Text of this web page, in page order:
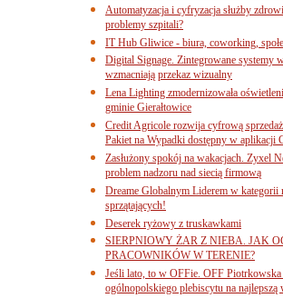
Automatyzacja i cyfryzacja służby
problemy szpitali?
IT Hub Gliwice - biura, coworking,
Digital Signage. Zintegrowane systemy
wzmacniają przekaz wizualny
Lena Lighting zmodernizowała
gminie Gierałtowice
Credit Agricole rozwija cyfrową sprzedaż
Pakiet na Wypadki dostępny w aplikacji
Zasłużony spokój na wakacjach. Zyxel
problem nadzoru nad siecią firmową
Dreame Globalnym Liderem w kategorii
sprzątających!
Deserek ryżowy z truskawkami
SIERPNIOWY ŻAR Z NIEBA. JAK
PRACOWNIKÓW W TERENIE?
Jeśli lato, to w OFFie. OFF Piotrkowska
ogólnopolskiego plebiscytu na najlepszą